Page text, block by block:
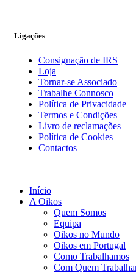
Ligações
Consignação de IRS
Loja
Tornar-se Associado
Trabalhe Connosco
Política de Privacidade
Termos e Condições
Livro de reclamações
Política de Cookies
Contactos
Início
A Oikos
Quem Somos
Equipa
Oikos no Mundo
Oikos em Portugal
Como Trabalhamos
Com Quem